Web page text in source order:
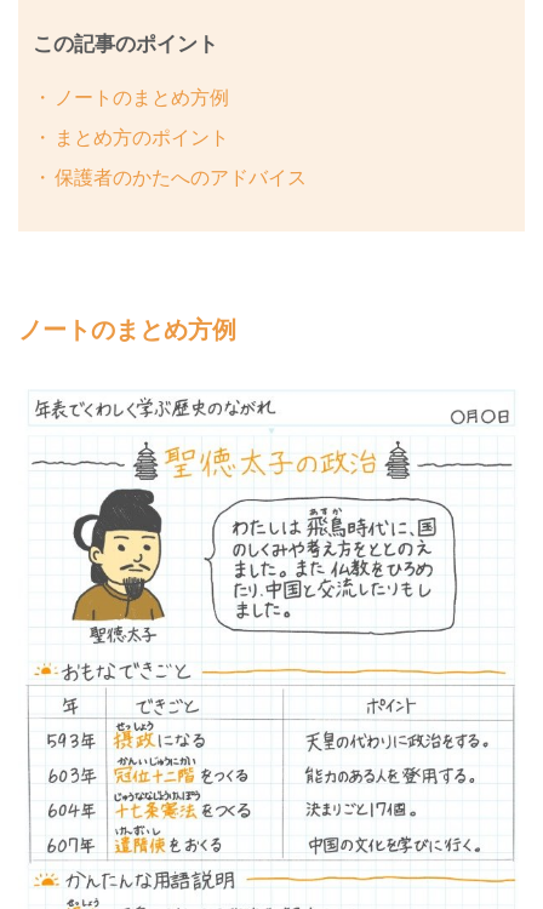
この記事のポイント
ノートのまとめ方例
まとめ方のポイント
保護者のかたへのアドバイス
ノートのまとめ方例